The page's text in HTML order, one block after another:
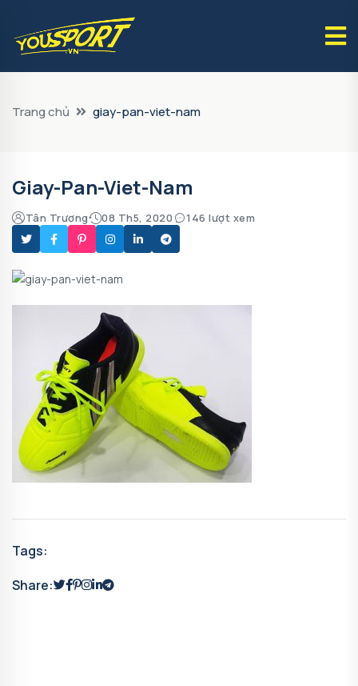
Trang chủ giay-pan-viet-nam
Giay-Pan-Viet-Nam
Tân Trương 08 Th5, 2020 146 lượt xem
Tags:
Share: